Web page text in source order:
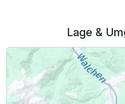
Lage &